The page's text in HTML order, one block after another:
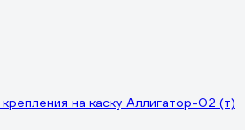
на каску Аллигатор-02 (т)